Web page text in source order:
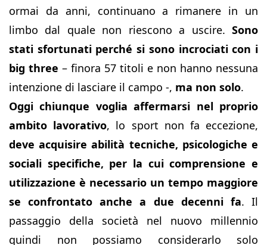
ormai da anni, continuano a rimanere in un
limbo dal quale non riescono a uscire. Sono
stati sfortunati perché si sono incrociati con i
big three – finora 57 titoli e non hanno nessuna
intenzione di lasciare il campo -, ma non solo.
Oggi chiunque voglia affermarsi nel proprio
ambito lavorativo, lo sport non fa eccezione,
deve acquisire abilità tecniche, psicologiche e
sociali specifiche, per la cui comprensione e
utilizzazione è necessario un tempo maggiore
se confrontato anche a due decenni fa. Il
passaggio della società nel nuovo millennio
quindi non possiamo considerarlo solo